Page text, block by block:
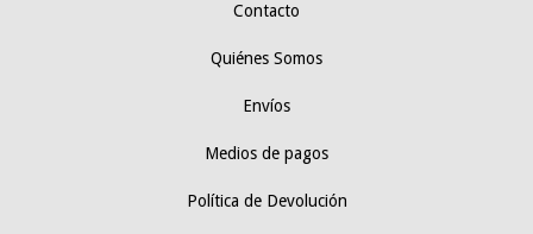
Contacto
Quiénes Somos
Envíos
Medios de pagos
Política de Devolución